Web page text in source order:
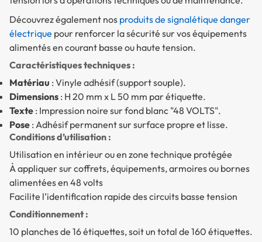
Découvrez également nos produits de signalétique danger
électrique pour renforcer la sécurité sur vos équipements
alimentés en courant basse ou haute tension.
Caractéristiques techniques :
Matériau : Vinyle adhésif (support souple).
Dimensions : H 20 mm x L 50 mm par étiquette.
Texte : Impression noire sur fond blanc "48 VOLTS".
Pose : Adhésif permanent sur surface propre et lisse.
Conditions d’utilisation :
Utilisation en intérieur ou en zone technique protégée
À appliquer sur coffrets, équipements, armoires ou bornes
alimentées en 48 volts
Facilite l’identification rapide des circuits basse tension
Conditionnement :
10 planches de 16 étiquettes, soit un total de 160 étiquettes.